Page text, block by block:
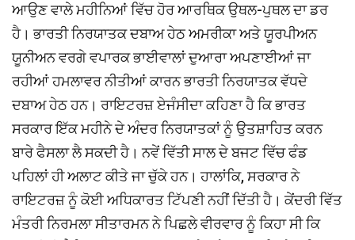
ਆਉਣ ਵਾਲੇ ਮਹੀਨਿਆਂ ਵਿੱਚ ਹੋਰ ਆਰਥਿਕ ਉਥਲ-ਪੁਥਲ ਦਾ ਡਰ
ਹੈ। ਭਾਰਤੀ ਨਿਰਯਾਤਕ ਦਬਾਅ ਹੇਠ ਅਮਰੀਕਾ ਅਤੇ ਯੂਰਪੀਅਨ
ਯੂਨੀਅਨ ਵਰਗੇ ਵਪਾਰਕ ਭਾਈਵਾਲਾਂ ਦੁਆਰਾ ਅਪਣਾਈਆਂ ਜਾ
ਰਹੀਆਂ ਹਮਲਾਵਰ ਨੀਤੀਆਂ ਕਾਰਨ ਭਾਰਤੀ ਨਿਰਯਾਤਕ ਵੱਧਦੇ
ਦਬਾਅ ਹੇਠ ਹਨ। ਰਾਇਟਰਜ਼ ਏਜੰਸੀਦਾ ਕਹਿਣਾ ਹੈ ਕਿ ਭਾਰਤ
ਸਰਕਾਰ ਇੱਕ ਮਹੀਨੇ ਦੇ ਅੰਦਰ ਨਿਰਯਾਤਕਾਂ ਨੂੰ ਉਤਸ਼ਾਹਿਤ ਕਰਨ
ਬਾਰੇ ਫੈਸਲਾ ਲੈ ਸਕਦੀ ਹੈ। ਨਵੇਂ ਵਿੱਤੀ ਸਾਲ ਦੇ ਬਜਟ ਵਿੱਚ ਫੰਡ
ਪਹਿਲਾਂ ਹੀ ਅਲਾਟ ਕੀਤੇ ਜਾ ਚੁੱਕੇ ਹਨ। ਹਾਲਾਂਕਿ, ਸਰਕਾਰ ਨੇ
ਰਾਇਟਰਜ਼ ਨੂੰ ਕੋਈ ਅਧਿਕਾਰਤ ਟਿੱਪਣੀ ਨਹੀਂ ਦਿੱਤੀ ਹੈ। ਕੇਂਦਰੀ ਵਿੱਤ
ਮੰਤਰੀ ਨਿਰਮਲਾ ਸੀਤਾਰਮਨ ਨੇ ਪਿਛਲੇ ਵੀਰਵਾਰ ਨੂੰ ਕਿਹਾ ਸੀ ਕਿ